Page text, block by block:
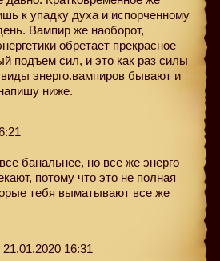
к упадку духа и испорченному
Вампир же наоборот,
обретает прекрасное
подъем сил, и это как раз силы
энерго.вампиров бывают и
ниже.
банальнее, но все же энерго
потому что это не полная
тебя выматывают все же
21.01.2020 16:31